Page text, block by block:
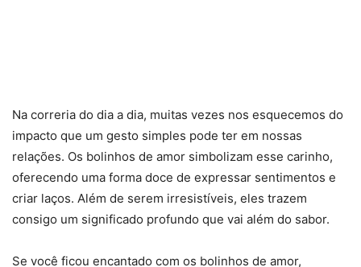
Na correria do dia a dia, muitas vezes nos esquecemos do
impacto que um gesto simples pode ter em nossas
relações. Os bolinhos de amor simbolizam esse carinho,
oferecendo uma forma doce de expressar sentimentos e
criar laços. Além de serem irresistíveis, eles trazem
consigo um significado profundo que vai além do sabor.
Se você ficou encantado com os bolinhos de amor,